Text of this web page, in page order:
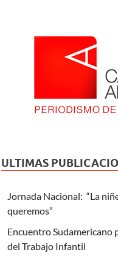
ULTIMAS
Jornada Nacional: “La
queremos”
Encuentro Sudamericano
del Trabajo Infantil